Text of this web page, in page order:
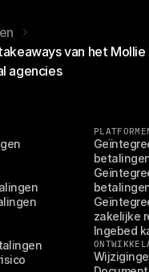
van het
agencies
zakelijke
Ingebed